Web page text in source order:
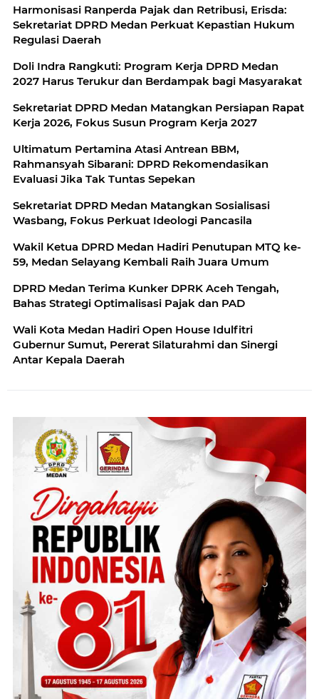
Harmonisasi Ranperda Pajak dan Retribusi, Erisda:
Sekretariat DPRD Medan Perkuat Kepastian Hukum
Regulasi Daerah
Doli Indra Rangkuti: Program Kerja DPRD Medan
2027 Harus Terukur dan Berdampak bagi Masyarakat
Sekretariat DPRD Medan Matangkan Persiapan Rapat
Kerja 2026, Fokus Susun Program Kerja 2027
Ultimatum Pertamina Atasi Antrean BBM,
Rahmansyah Sibarani: DPRD Rekomendasikan
Evaluasi Jika Tak Tuntas Sepekan
Sekretariat DPRD Medan Matangkan Sosialisasi
Wasbang, Fokus Perkuat Ideologi Pancasila
Wakil Ketua DPRD Medan Hadiri Penutupan MTQ ke-
59, Medan Selayang Kembali Raih Juara Umum
DPRD Medan Terima Kunker DPRK Aceh Tengah,
Bahas Strategi Optimalisasi Pajak dan PAD
Wali Kota Medan Hadiri Open House Idulfitri
Gubernur Sumut, Pererat Silaturahmi dan Sinergi
Antar Kepala Daerah